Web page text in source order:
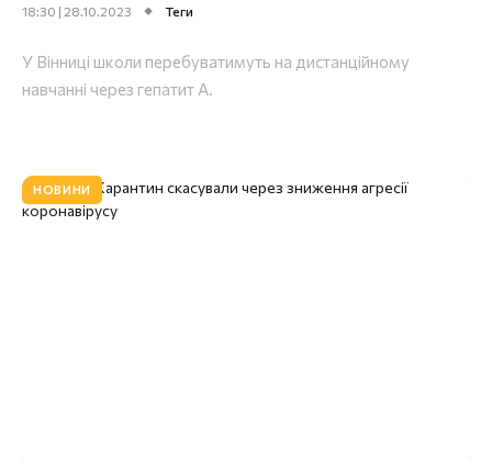
18:30 | 28.10.2023 Теги
У Вінниці школи перебуватимуть на дистанційному
навчанні через гепатит А.
НОВИНИ